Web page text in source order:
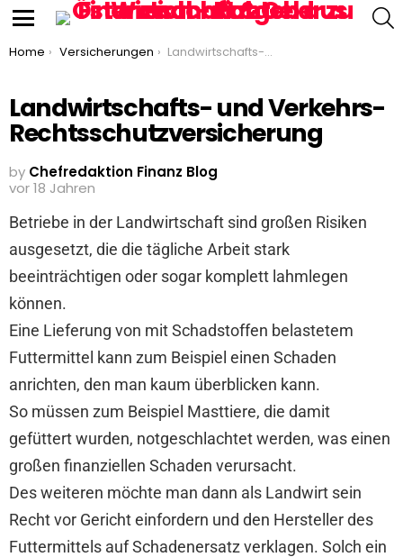
You are here:
Home Versicherungen Landwirtschafts- und Verkehrs-Rechtsschutzversicherung
Landwirtschafts- und Verkehrs-
Rechtsschutzversicherung
by Chefredaktion Finanz Blog
vor 18 Jahren
Betriebe in der Landwirtschaft sind großen Risiken
ausgesetzt, die die tägliche Arbeit stark
beeinträchtigen oder sogar komplett lahmlegen
können.
Eine Lieferung von mit Schadstoffen belastetem
Futtermittel kann zum Beispiel einen Schaden
anrichten, den man kaum überblicken kann.
So müssen zum Beispiel Masttiere, die damit
gefüttert wurden, notgeschlachtet werden, was einen
großen finanziellen Schaden verursacht.
Des weiteren möchte man dann als Landwirt sein
Recht vor Gericht einfordern und den Hersteller des
Futtermittels auf Schadenersatz verklagen. Solch ein